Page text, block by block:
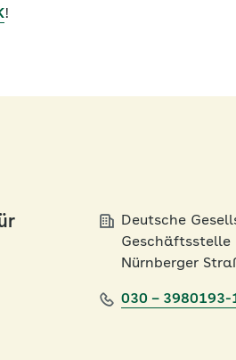
!
Deutsche
Geschäftsstelle
Nürnberger
030 – 3980193-